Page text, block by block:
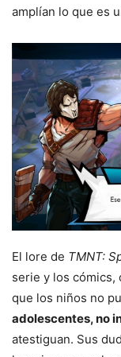
amplían lo que es
El lore de TMNT:
serie y los cómics,
que los niños no
adolescentes, no
atestiguan. Sus